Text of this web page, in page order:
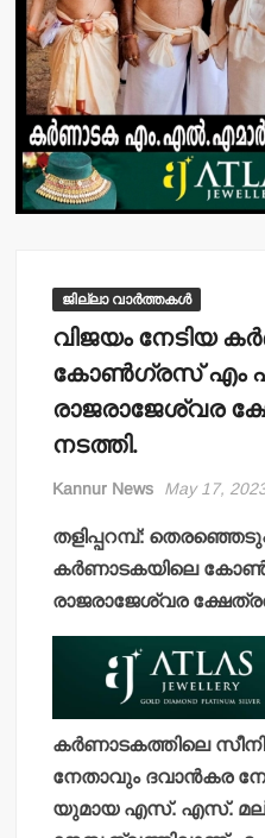
ജില്ലാ വാർത്തകൾ
വിജയം നേടിയ
കോൺഗ്രസ് എം
രാജരാജേശ്വര
നടത്തി.
Kannur News May 17,
തളിപ്പറമ്പ്:
കർണാടകയിലെ
രാജരാജേശ്വര
കർണാടകത്തിലെ
നേതാവും ദവാൻകര
യുമായ എസ്. എസ്.